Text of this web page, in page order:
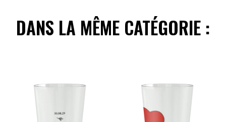
DANS LA MÊME CATÉGORIE :